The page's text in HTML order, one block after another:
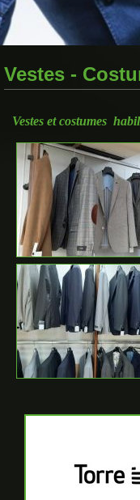
Vestes -
Vestes et costumes